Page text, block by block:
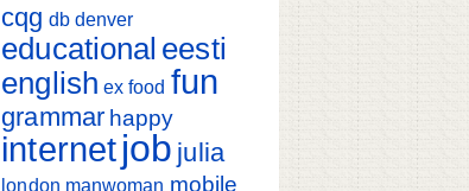
cqg db denver
educational eesti
english ex food fun
grammar happy
internetjob julia
london manwoman mobile